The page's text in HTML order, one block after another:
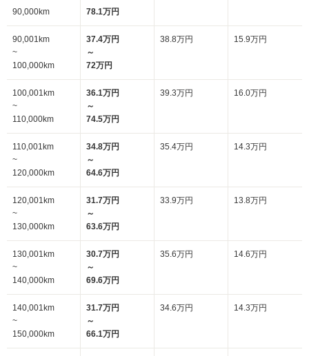
90,000km
78.1万円
90,001km
~
100,000km
37.4万円
～
72万円
38.8万円 15.9万円
100,001km
~
110,000km
36.1万円
～
74.5万円
39.3万円 16.0万円
110,001km
~
120,000km
34.8万円
～
64.6万円
35.4万円 14.3万円
120,001km
~
130,000km
31.7万円
～
63.6万円
33.9万円 13.8万円
130,001km
~
140,000km
30.7万円
～
69.6万円
35.6万円 14.6万円
140,001km
~
150,000km
31.7万円
～
66.1万円
34.6万円 14.3万円